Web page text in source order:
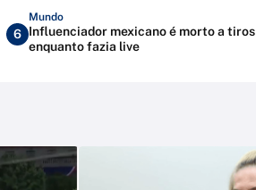
6
Mundo
Influenciador mexicano é morto a tiros
enquanto fazia live